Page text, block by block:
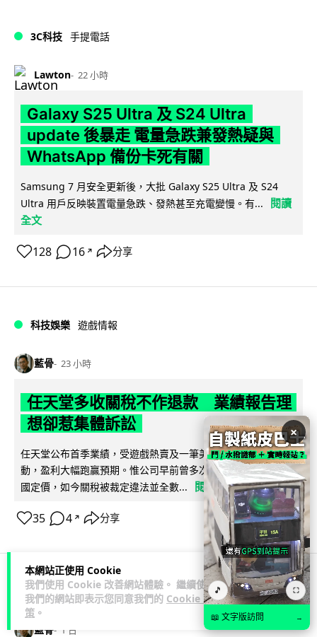
本網站正使用 Cookie
我們使用 Cookie 改善網站體驗。 繼續使用
我們的網站即表示您同意我們的 Cookie 政
策 。
3C科技 手提電話
Lawton 22 小時
Galaxy S25 Ultra 及 S24 Ultra
update 後暴走 電量急跌兼發熱疑與
WhatsApp 備份卡死有關
Samsung 7 月安全更新後，大批 Galaxy S25 Ultra 及 S24
Ultra 用戶反映裝置電量急跌、發熱甚至充電變慢。有...
閱讀
全文
128 16 ↗ 分享
科技娛樂 遊戲情報
藍骨 23 小時
任天堂多收關稅不作退款 業績報告理
想卻惹集體訴訟
任天堂公布首季業績，受遊戲熱賣及一筆美國退還關稅款項帶
動，盈利大幅跑贏預期。惟公司早前曾多次以關稅為由調高美
國定價，如今關稅被裁定違法並全數...
閱讀全文
35 4 ↗ 分享
科技娛樂 生活科技
藍骨 1 日
×
🎵 ⛶
📖 文字版訪問 →